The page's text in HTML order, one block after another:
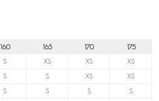
160 165 170
175
S XS XS
XS
S S XS
XS
S S S
S